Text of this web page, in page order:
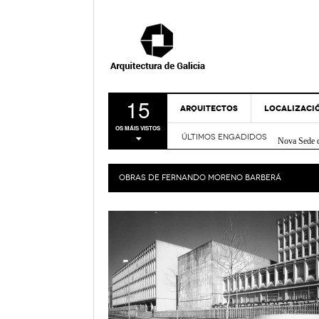
15
OS MÁIS VISTOS
ARQUITECTOS
A CORUÑA
LUGO
OURENSE
MAPA
ÚLTIMOS ENGADIDOS
Centro
Nova Sede
Centro de
Casa sobre
Verde-
Bico de
Espazo
OBRAS DE FERNANDO MORENO BARBERÁ